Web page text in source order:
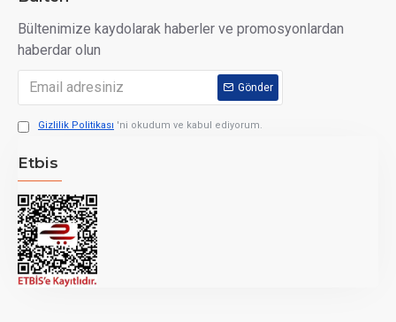
Bültenimize kaydolarak haberler ve promosyonlardan
haberdar olun
Gönder
Gizlilik Politikası 'ni okudum ve kabul ediyorum.
Etbis